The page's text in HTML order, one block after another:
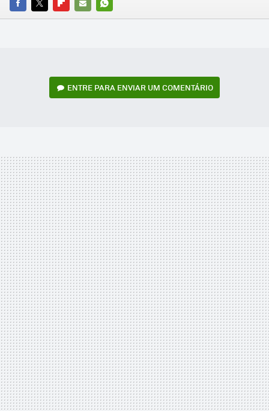
FACEBOOK
TWITTERFLIPBOARD
E-
WHATSAPP
ENTRE PARA ENVIAR UM COMENTÁRIO